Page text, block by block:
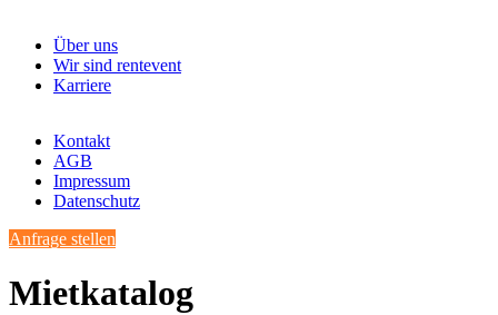
Über uns
Wir sind rentevent
Karriere
Kontakt
AGB
Impressum
Datenschutz
Anfrage stellen
Mietkatalog